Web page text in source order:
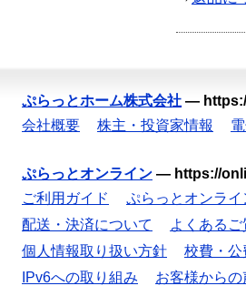
ぷらっとホーム株式会社 —
会社概要
株主・投資家情報
ぷらっとオンライン — https://
ご利用ガイド
ぷらっとオンライ
配送・決済について
よくあるご
個人情報取り扱い方針
校費・
IPv6への取り組み
お客様からの